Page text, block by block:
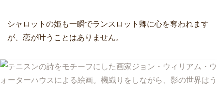
シャロットの姫も一瞬でランスロット卿に心を奪われます
が、恋が叶うことはありません。